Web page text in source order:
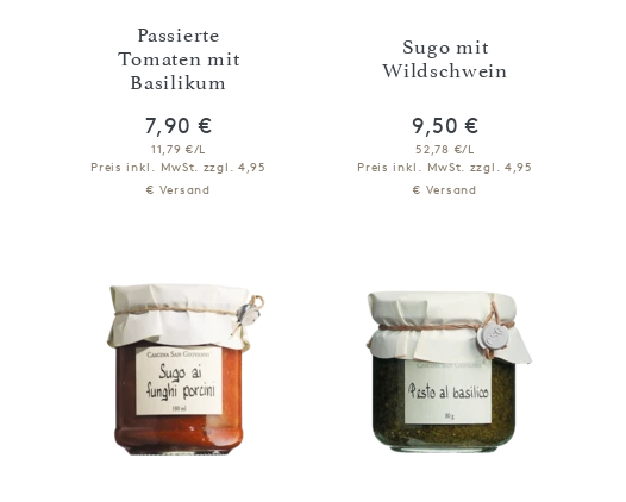
Passierte
Tomaten mit
Basilikum
7,90 €
11,79 €/L
Preis inkl. MwSt. zzgl. 4,95
€ Versand
Sugo mit
Wildschwein
9,50 €
52,78 €/L
Preis inkl. MwSt. zzgl. 4,95
€ Versand